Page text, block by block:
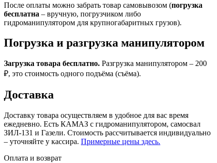
После оплаты можно забрать товар самовывозом (погрузка
бесплатна – вручную, погрузчиком либо
гидроманипулятором для крупногабаритных грузов).
Погрузка и разгрузка манипулятором
Загрузка товара бесплатно. Разгрузка манипулятором – 200
₽, это стоимость одного подъёма (съёма).
Доставка
Доставку товара осуществляем в удобное для вас время
ежедневно. Есть КАМАЗ с гидроманипулятором, самосвал
ЗИЛ-131 и Газели. Стоимость рассчитывается индивидуально
– уточняйте у кассира. Примерные цены здесь.
Оплата и возврат